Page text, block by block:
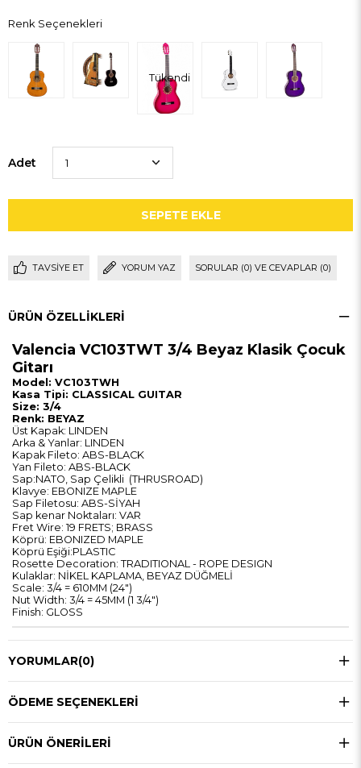
Renk Seçenekleri
Tükendi
Adet
TAVSIYE ET YORUM YAZ SORULAR (0) VE CEVAPLAR (0)
ÜRÜN ÖZELLIKLERI
Valencia VC103TWT 3/4 Beyaz Klasik Çocuk
Gitarı
Model: VC103TWH
Kasa Tipi: CLASSICAL GUITAR
Size: 3/4
Renk: BEYAZ
Üst Kapak: LINDEN
Arka & Yanlar: LINDEN
Kapak Fileto: ABS-BLACK
Yan Fileto: ABS-BLACK
Sap:NATO, Sap Çelikli (THRUSROAD)
Klavye: EBONIZE MAPLE
Sap Filetosu: ABS-SİYAH
Sap kenar Noktaları: VAR
Fret Wire: 19 FRETS; BRASS
Köprü: EBONIZED MAPLE
Köprü Eşiği:PLASTIC
Rosette Decoration: TRADITIONAL - ROPE DESIGN
Kulaklar: NİKEL KAPLAMA, BEYAZ DÜĞMELİ
Scale: 3/4 = 610MM (24")
Nut Width: 3/4 = 45MM (1 3/4")
Finish: GLOSS
YORUMLAR(0)
ÖDEME SEÇENEKLERI
ÜRÜN ÖNERILERI